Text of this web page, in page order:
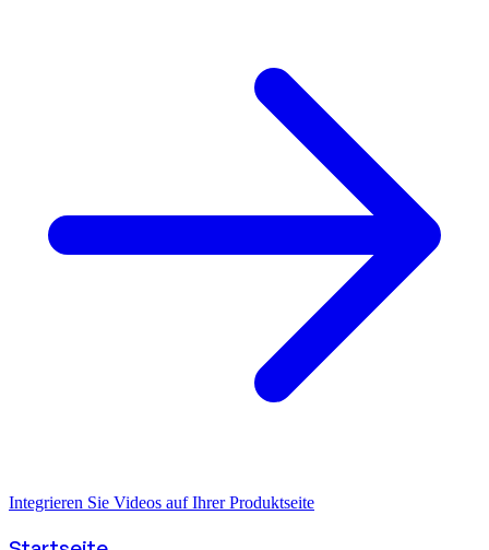
Integrieren Sie Videos auf Ihrer Produktseite